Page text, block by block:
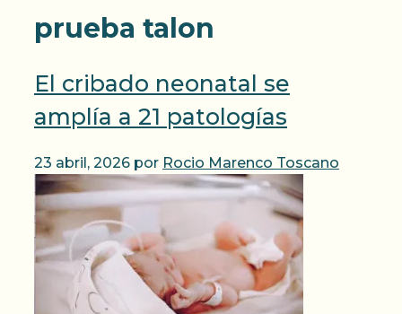
prueba talon
El cribado neonatal se
amplía a 21 patologías
23 abril, 2026 por Rocio Marenco Toscano